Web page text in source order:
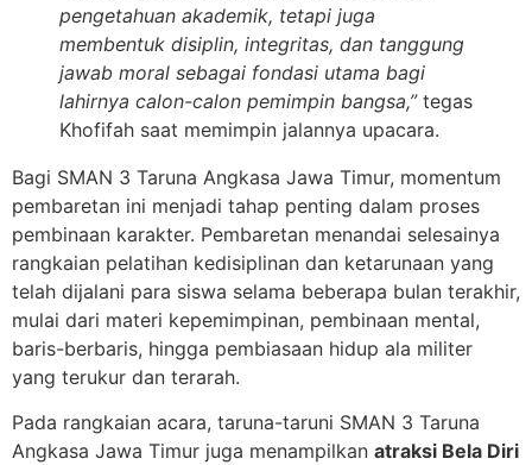
pengetahuan akademik, tetapi juga
membentuk disiplin, integritas, dan tanggung
jawab moral sebagai fondasi utama bagi
lahirnya calon-calon pemimpin bangsa,”tegas
Khofifah saat memimpin jalannya upacara.
Bagi SMAN 3 Taruna Angkasa Jawa Timur, momentum
pembaretan ini menjadi tahap penting dalam proses
pembinaan karakter. Pembaretan menandai selesainya
rangkaian pelatihan kedisiplinan dan ketarunaan yang
telah dijalani para siswa selama beberapa bulan terakhir,
mulai dari materi kepemimpinan, pembinaan mental,
baris-berbaris, hingga pembiasaan hidup ala militer
yang terukur dan terarah.
Pada rangkaian acara, taruna-taruni SMAN 3 Taruna
Angkasa Jawa Timur juga menampilkan atraksi Bela Diri